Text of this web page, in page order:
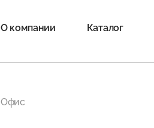
О компании Каталог
Офис